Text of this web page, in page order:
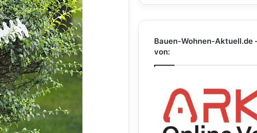
Bauen-Wohnen-Aktuell.de
von: